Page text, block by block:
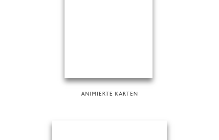
ANIMIERTE KARTEN